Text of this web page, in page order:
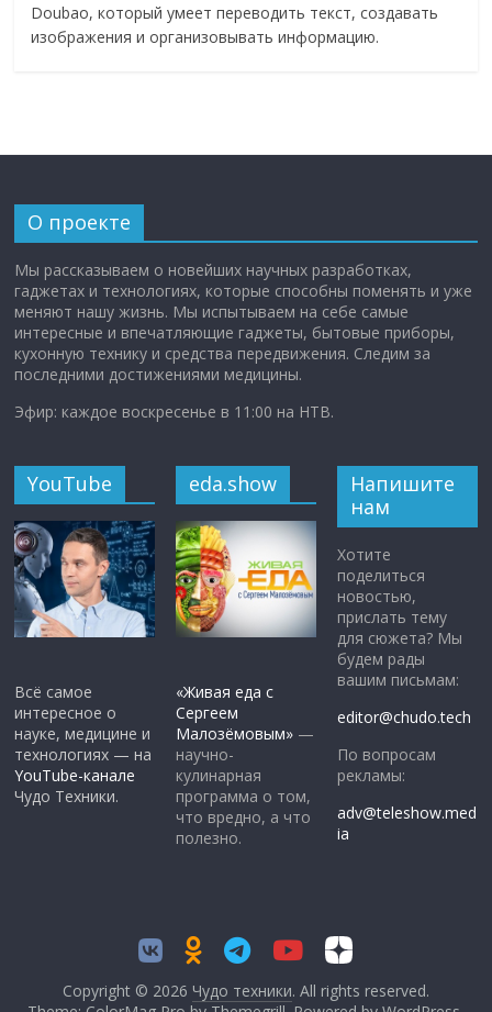
Doubao, который умеет переводить текст, создавать
изображения и организовывать информацию.
О проекте
Мы рассказываем о новейших научных разработках,
гаджетах и технологиях, которые способны поменять и уже
меняют нашу жизнь. Мы испытываем на себе самые
интересные и впечатляющие гаджеты, бытовые приборы,
кухонную технику и средства передвижения. Следим за
последними достижениями медицины.
Эфир: каждое воскресенье в 11:00 на НТВ.
YouTube
Всё самое
интересное о
науке, медицине и
технологиях — на
YouTube-канале
Чудо Техники.
eda.show
«Живая еда с
Сергеем
Малозёмовым» —
научно-
кулинарная
программа о том,
что вредно, а что
полезно.
Напишите
нам
Хотите
поделиться
новостью,
прислать тему
для сюжета? Мы
будем рады
вашим письмам:
editor@chudo.tech
По вопросам
рекламы:
adv@teleshow.med
ia
Copyright © 2026 Чудо техники. All rights reserved.